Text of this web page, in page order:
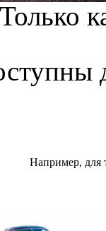
Только
Например, для